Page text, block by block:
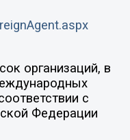
организаций, в
с
Федерации